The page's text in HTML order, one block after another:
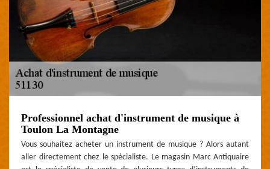
Professionnel achat d'instrument de musique à
Toulon La Montagne
Vous souhaitez acheter un instrument de musique ? Alors autant
aller directement chez le spécialiste. Le magasin Marc Antiquaire